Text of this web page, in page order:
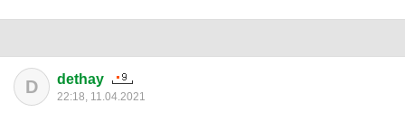
D dethay
22:18, 11.04.2021